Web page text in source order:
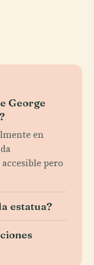
George
en
pero
estatua?